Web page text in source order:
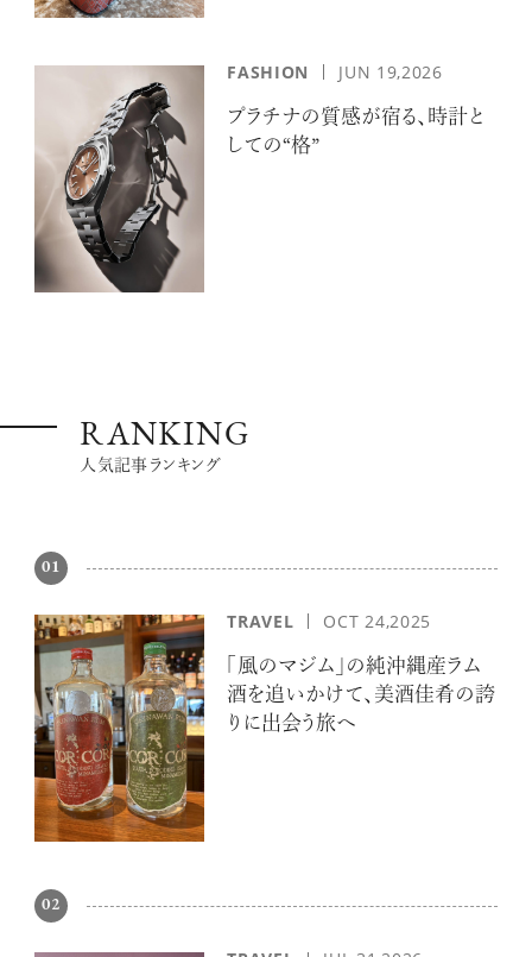
FASHION JUN 19,2026
プラチナの質感が宿る、時計と
しての“格”
RANKING
人気記事ランキング
01
TRAVEL OCT 24,2025
「風のマジム」の純沖縄産ラム
酒を追いかけて、美酒佳肴の誇
りに出会う旅へ
02